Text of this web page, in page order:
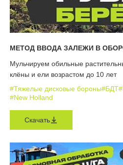
МЕТОД ВВОДА ЗАЛЕЖИ В
Мульчируем обильные
клёны и ели возрастом до 10 лет
#Тяжелые дисковые бороны#БДТ
#New Holland
Скачать